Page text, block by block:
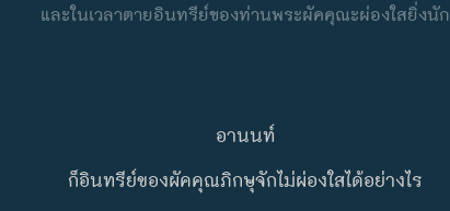
และในเวลาตายอินทรีย์ของท่านพระผัคคุณะผ่องใสยิ่งนัก
อานนท์
ก็อินทรีย์ของผัคคุณภิกษุจักไม่ผ่องใสได้อย่างไร